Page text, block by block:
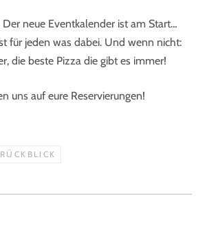
neue Eventkalender ist am Start…
für jeden was dabei. Und wenn nicht:
die beste Pizza die gibt es immer!
uns auf eure Reservierungen!
RÜCKBLICK